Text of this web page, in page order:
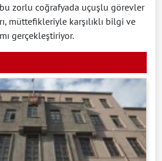
zorlu coğrafyada uçuşlu görevler
müttefikleriyle karşılıklı bilgi ve
gerçekleştiriyor.